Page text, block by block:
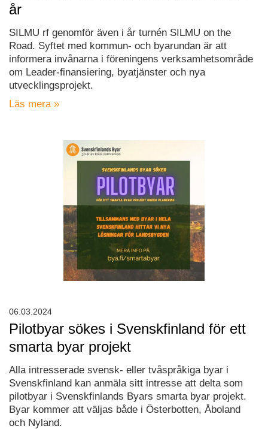
år
SILMU rf genomför även i år turnén SILMU on the
Road. Syftet med kommun- och byarundan är att
informera invånarna i föreningens verksamhetsområde
om Leader-finansiering, byatjänster och nya
utvecklingsprojekt.
Läs mera »
Pilotbyar sökes i Svenskfinland för ett
smarta byar projekt
Alla intresserade svensk- eller tvåspråkiga byar i
Svenskfinland kan anmäla sitt intresse att delta som
pilotbyar i Svenskfinlands Byars smarta byar projekt.
Byar kommer att väljas både i Österbotten, Åboland
och Nyland.
06.03.2024